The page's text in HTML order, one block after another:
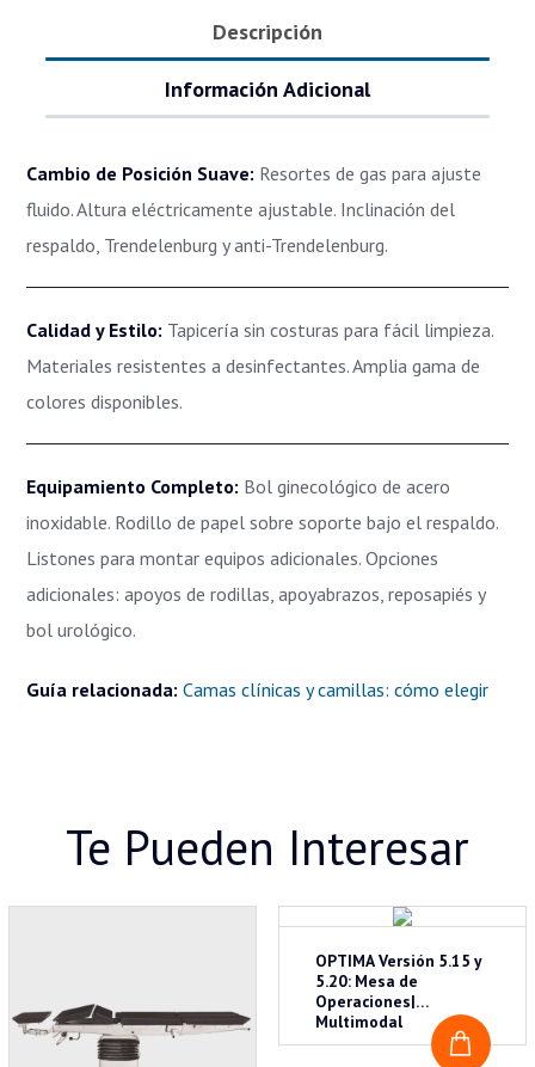
Descripción
Información Adicional
Cambio de Posición Suave: Resortes de gas para ajuste
fluido. Altura eléctricamente ajustable. Inclinación del
respaldo, Trendelenburg y anti-Trendelenburg.
Calidad y Estilo: Tapicería sin costuras para fácil limpieza.
Materiales resistentes a desinfectantes. Amplia gama de
colores disponibles.
Equipamiento Completo: Bol ginecológico de acero
inoxidable. Rodillo de papel sobre soporte bajo el respaldo.
Listones para montar equipos adicionales. Opciones
adicionales: apoyos de rodillas, apoyabrazos, reposapiés y
bol urológico.
Guía relacionada: Camas clínicas y camillas: cómo elegir
Te Pueden Interesar
OPTIMA Versión 5.15 y
5.20: Mesa de
Operaciones|
Multimodal